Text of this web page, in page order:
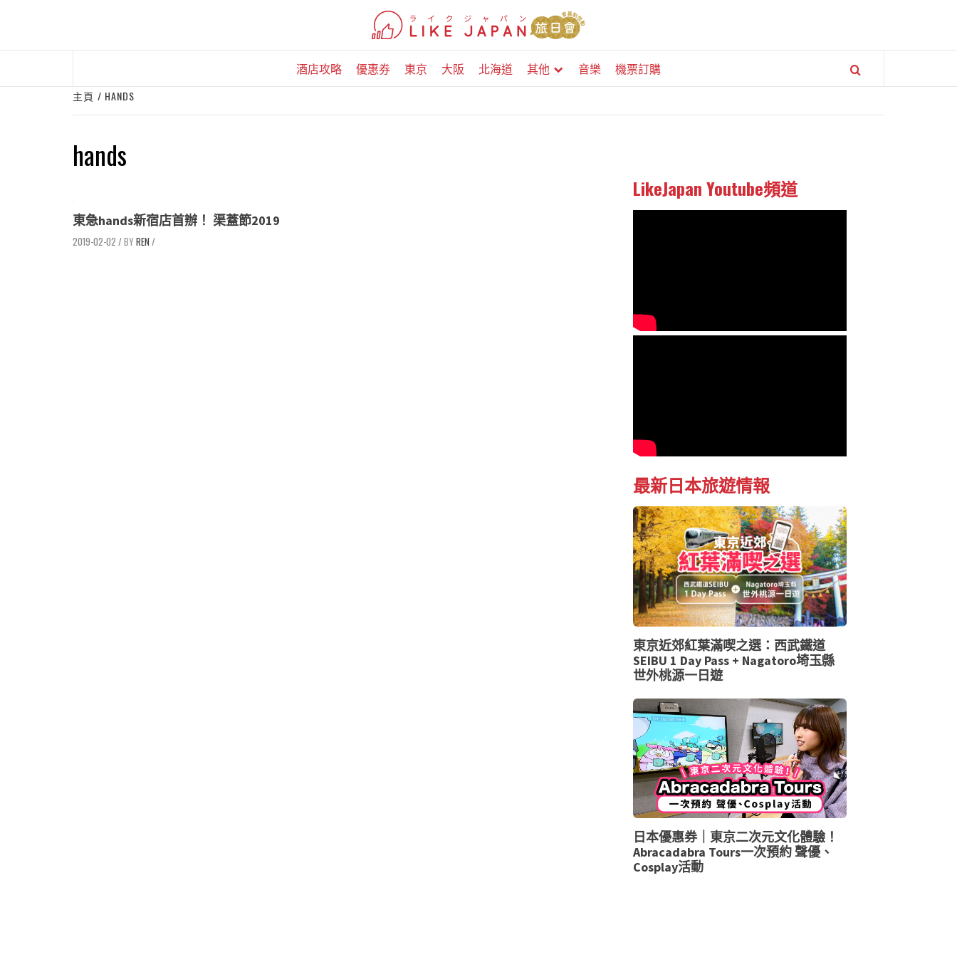
酒店攻略 優惠券 東京 大阪 北海道 其他 音樂 機票訂購
主頁 HANDS
hands
東急hands新宿店首辦！ 渠蓋節2019
2019-02-02 / REN /
LikeJapan Youtube頻道
最新日本旅遊情報
東京近郊紅葉滿喫之選：西武鐵道
SEIBU 1 Day Pass + Nagatoro埼玉縣
世外桃源一日遊
日本優惠券｜東京二次元文化體驗！
Abracadabra Tours一次預約 聲優、
Cosplay活動